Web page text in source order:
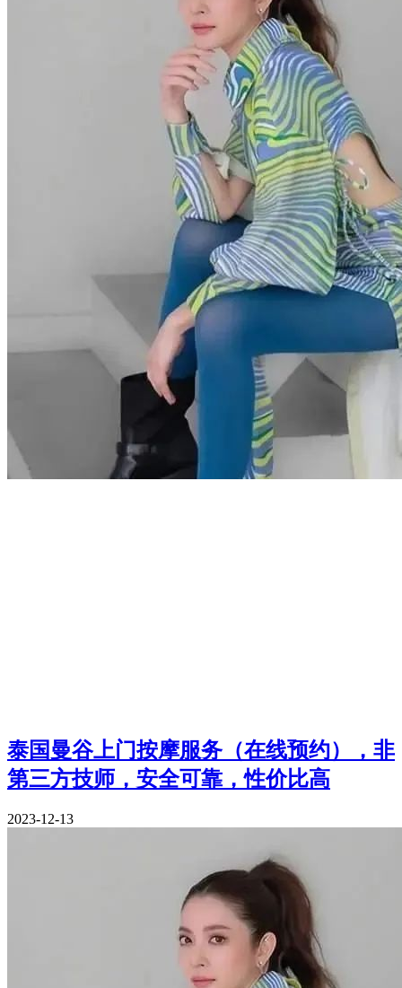
泰国曼谷上门按摩服务（在线预约），非
第三方技师，安全可靠，性价比高
2023-12-13